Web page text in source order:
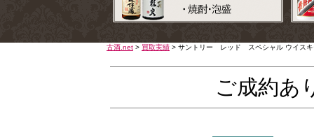
古酒.net > 買取実績 > サントリー レッド スペシャル ウイス
ご成約あ